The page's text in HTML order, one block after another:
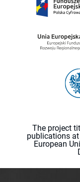
The project
publications
European